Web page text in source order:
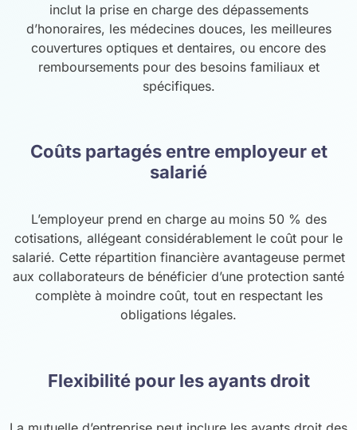
inclut la prise en charge des dépassements
d’honoraires, les médecines douces, les meilleures
couvertures optiques et dentaires, ou encore des
remboursements pour des besoins familiaux et
spécifiques.
Coûts partagés entre employeur et
salarié
L’employeur prend en charge au moins 50 % des
cotisations, allégeant considérablement le coût pour le
salarié. Cette répartition financière avantageuse permet
aux collaborateurs de bénéficier d’une protection santé
complète à moindre coût, tout en respectant les
obligations légales.
Flexibilité pour les ayants droit